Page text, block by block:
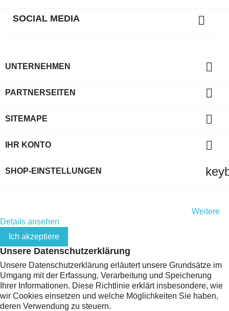
SOCIAL MEDIA 
UNTERNEHMEN 
PARTNERSEITEN 
SITEMAPE 
IHR KONTO 
SHOP-EINSTELLUNGEN
Weitere
Details ansehen
Ich akzeptiere
Unsere Datenschutzerklärung
Unsere Datenschutzerklärung erläutert unsere Grundsätze im
Umgang mit der Erfassung, Verarbeitung und Speicherung
Ihrer Informationen. Diese Richtlinie erklärt insbesondere, wie
wir Cookies einsetzen und welche Möglichkeiten Sie haben,
deren Verwendung zu steuern.